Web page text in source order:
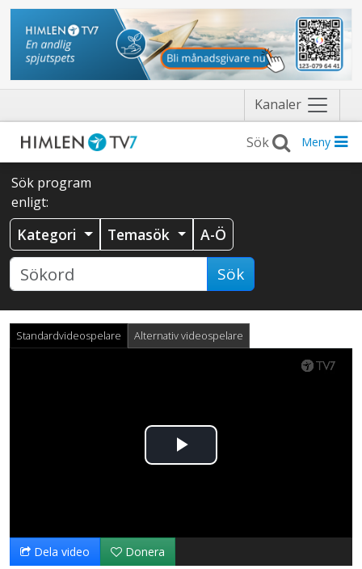
Kanaler Näytä
valikko
Meny
Sök program
enligt:
Kategori Temasök A-Ö
Sök
Standardvideospelare Alternativ videospelare
Spela
video
Dela video Donera